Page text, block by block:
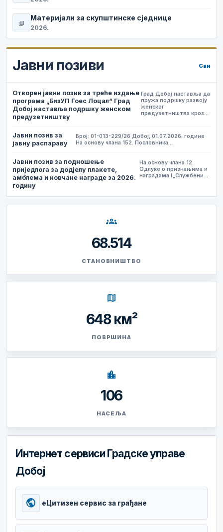
picture_as_pdf
Материјали за скупштинске сједнице
2026.
Јавни позиви Сви
Отворен јавни позив за треће издање
програма „БизУП Гоес Лоцал“ Град
Добој наставља подршку женском
предузетништву
Град Добој наставља да
пружа подршку развоју
женског
предузетништва кроз…
Јавни позив за
јавну распараву
Број: 01-013-229/26 Добој, 01.07.2026. године
На основу члана 152. Пословника…
Јавни позив за подношење
приједлога за додјелу плакете,
амблема и новчане награде за 2026.
годину
На основу члана 12.
Одлуке о признањима и
наградама („Службени…
groups
68.514
СТАНОВНИШТВО
map
648 км²
ПОВРШИНА
location_city
106
НАСЕЉА
Интернет сервиси Градске управе
Добој
public еЦитизен сервис за грађане